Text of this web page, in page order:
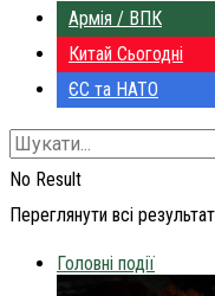
Армія / ВПК
Китай Сьогодні
ЄС та НАТО
No Result
Переглянути всі
Головні події